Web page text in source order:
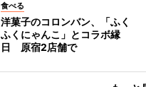
食べる
洋菓子のコロンバン、「ふく
ふくにゃんこ」とコラボ縁
日 原宿2店舗で